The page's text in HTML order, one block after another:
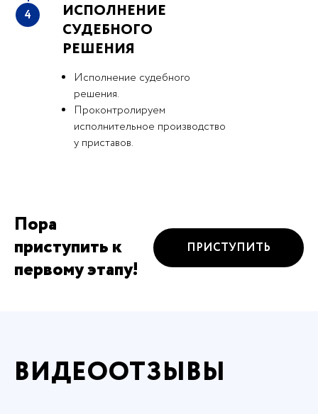
4
ИСПОЛНЕНИЕ
СУДЕБНОГО
РЕШЕНИЯ
Исполнение судебного
решения.
Проконтролируем
исполнительное производство
у приставов.
Пора
приступить к
первому этапу!
ПРИСТУПИТЬ
ВИДЕООТЗЫВЫ